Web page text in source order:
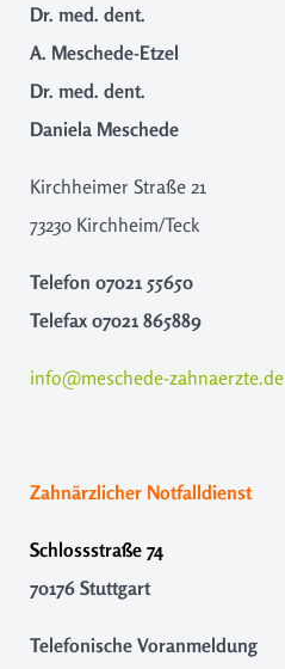
Dr. med. dent.
A. Meschede-Etzel
Dr. med. dent.
Daniela Meschede
Kirchheimer Straße 21
73230 Kirchheim/Teck
Telefon 07021 55650
Telefax 07021 865889
info@meschede-zahnaerzte.de
Zahnärzlicher Notfalldienst
Schlossstraße 74
70176 Stuttgart
Telefonische Voranmeldung